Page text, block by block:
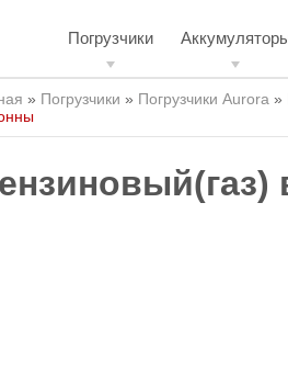
Погрузчики
» Погрузчики » Погрузчики Aurora »